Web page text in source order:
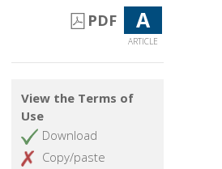
PDF A
ARTICLE
View the Terms of
Use
Download
Copy/paste